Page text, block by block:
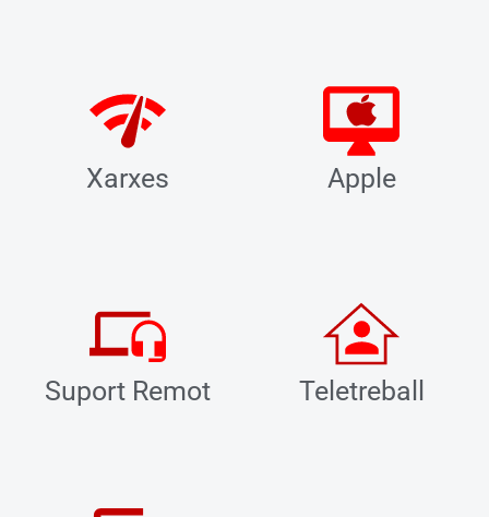
Xarxes Apple
Suport Remot Teletreball